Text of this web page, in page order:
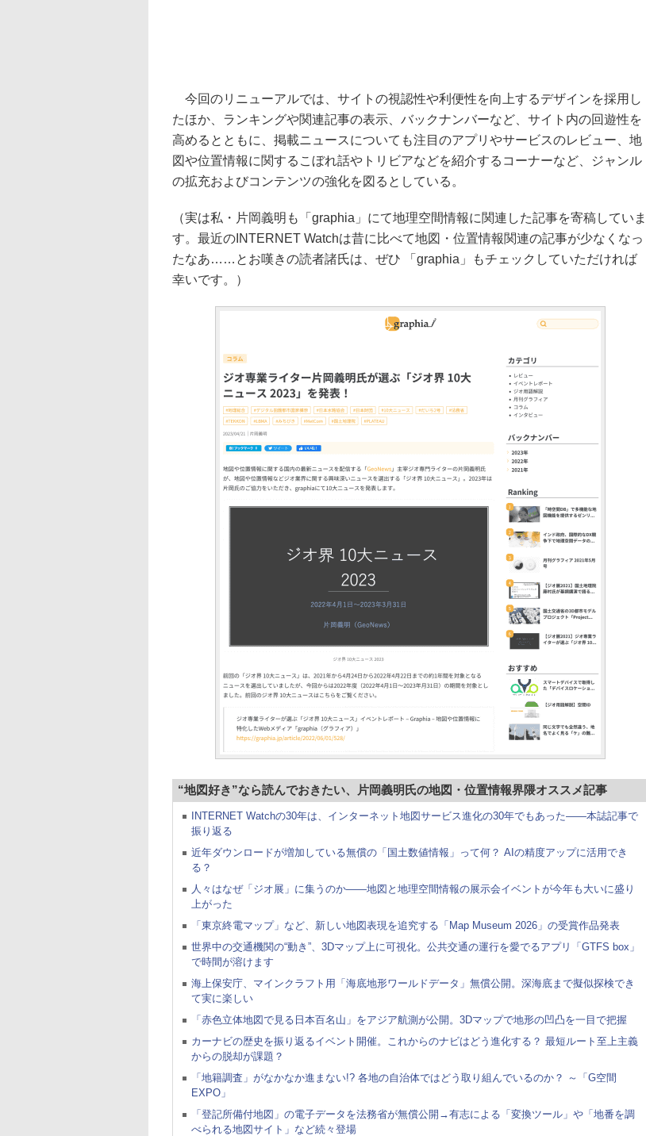
今回のリニューアルでは、サイトの視認性や利便性を向上するデザインを採用し
たほか、ランキングや関連記事の表示、バックナンバーなど、サイト内の回遊性を
高めるとともに、掲載ニュースについても注目のアプリやサービスのレビュー、地
図や位置情報に関するこぼれ話やトリビアなどを紹介するコーナーなど、ジャンル
の拡充およびコンテンツの強化を図るとしている。
（実は私・片岡義明も「graphia」にて地理空間情報に関連した記事を寄稿していま
す。最近のINTERNET Watchは昔に比べて地図・位置情報関連の記事が少なくなっ
たなあ……とお嘆きの読者諸氏は、ぜひ 「graphia」もチェックしていただければ
幸いです。）
“地図好き”なら読んでおきたい、片岡義明氏の地図・位置情報界隈オススメ記事
INTERNET Watchの30年は、インターネット地図サービス進化の30年でもあった――本誌記事で
振り返る
近年ダウンロードが増加している無償の「国土数値情報」って何？ AIの精度アップに活用でき
る？
人々はなぜ「ジオ展」に集うのか――地図と地理空間情報の展示会イベントが今年も大いに盛り
上がった
「東京終電マップ」など、新しい地図表現を追究する「Map Museum 2026」の受賞作品発表
世界中の交通機関の“動き”、3Dマップ上に可視化。公共交通の運行を愛でるアプリ「GTFS box」
で時間が溶けます
海上保安庁、マインクラフト用「海底地形ワールドデータ」無償公開。深海底まで擬似探検でき
て実に楽しい
「赤色立体地図で見る日本百名山」をアジア航測が公開。3Dマップで地形の凹凸を一目で把握
カーナビの歴史を振り返るイベント開催。これからのナビはどう進化する？ 最短ルート至上主義
からの脱却が課題？
「地籍調査」がなかなか進まない!? 各地の自治体ではどう取り組んでいるのか？ ～「G空間
EXPO」
「登記所備付地図」の電子データを法務省が無償公開→有志による「変換ツール」や「地番を調
べられる地図サイト」など続々登場